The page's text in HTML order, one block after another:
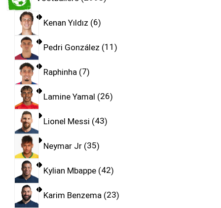
Kenan Yıldız 6
Pedri González 11
Raphinha 7
Lamine Yamal 26
Lionel Messi 43
Neymar Jr 35
Kylian Mbappe 42
Karim Benzema 23